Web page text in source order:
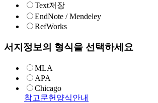
Text저장
EndNote / Mendeley
RefWorks
서지정보의 형식을 선택하세요
MLA
APA
Chicago
참고문헌양식안내